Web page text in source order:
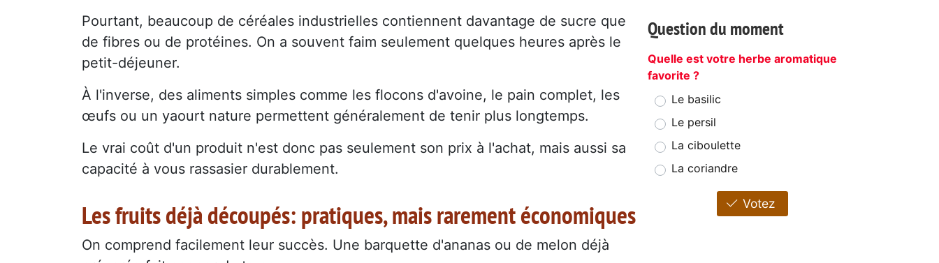
Pourtant, beaucoup de céréales industrielles contiennent davantage de sucre que
de fibres ou de protéines. On a souvent faim seulement quelques heures après le
petit-déjeuner.
À l'inverse, des aliments simples comme les flocons d'avoine, le pain complet, les
œufs ou un yaourt nature permettent généralement de tenir plus longtemps.
Le vrai coût d'un produit n'est donc pas seulement son prix à l'achat, mais aussi sa
capacité à vous rassasier durablement.
Les fruits déjà découpés: pratiques, mais rarement économiques
On comprend facilement leur succès. Une barquette d'ananas ou de melon déjà
Question du moment
Quelle est votre herbe aromatique
favorite ?
Le basilic
Le persil
La ciboulette
La coriandre
Votez